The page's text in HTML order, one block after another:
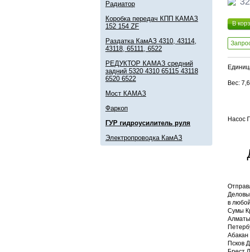
Радиатор
Коробка передач КПП КАМАЗ
152 154 ZF
Раздатка КамАЗ 4310, 43114,
43118, 65111, 6522
РЕДУКТОР КАМАЗ средний
задний 5320 4310 65115 43118
6520 6522
Мост КАМАЗ
Фаркоп
ГУР гидроусилитель руля
Электропроводка КамАЗ
В
Вес:
Насос
в
Сумы
Абакан
Псков